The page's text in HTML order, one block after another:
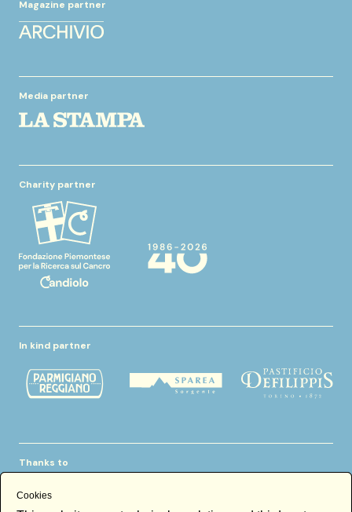
Magazine partner
Media partner
Charity partner
In kind partner
Thanks to
Cookies